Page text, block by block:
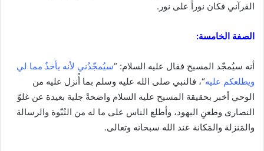
القرآني فكان نوراً على نور.
الصفة الخامسة:
أنه سيُمجّد المسيح فقال عليه السلام: “سيُمجّدُني لأنه يأخذُ مما لي
ويطلعكم عليه“، فالنبي صلى الله عليه وسلم بما أُنزل عليه من
الوحي أخبر بحقيقة المسيح عليه السلام واضحةً جلية بعيدة عن غلوّ
النصارى وطعنِ اليهود، وأطلع الناس على ما له من النُبّوة والرسالة
والمَنزلة والمَكانة عند الله سبحانه وتعالى.